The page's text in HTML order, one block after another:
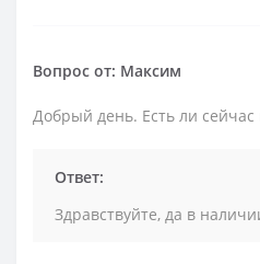
Вопрос от: Максим
Добрый день. Есть ли
Ответ:
Здравствуйте, да в